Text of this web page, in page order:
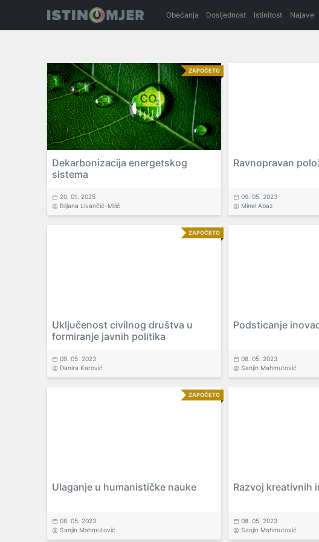
Obećanja Dosljednost Istinitost Najave
ZAPOČETO
Dekarbonizacija energetskog
sistema
20. 01. 2025
Biljana Livančić-Milić
Ravnopravan
09. 05. 2023
Minel Abaz
ZAPOČETO
Uključenost civilnog društva u
formiranje javnih politika
09. 05. 2023
Danira Karović
Podsticanje
08. 05. 2023
Sanjin Mahmutović
ZAPOČETO
Ulaganje u humanističke nauke
08. 05. 2023
Sanjin Mahmutović
Razvoj kreativnih
08. 05. 2023
Sanjin Mahmutović